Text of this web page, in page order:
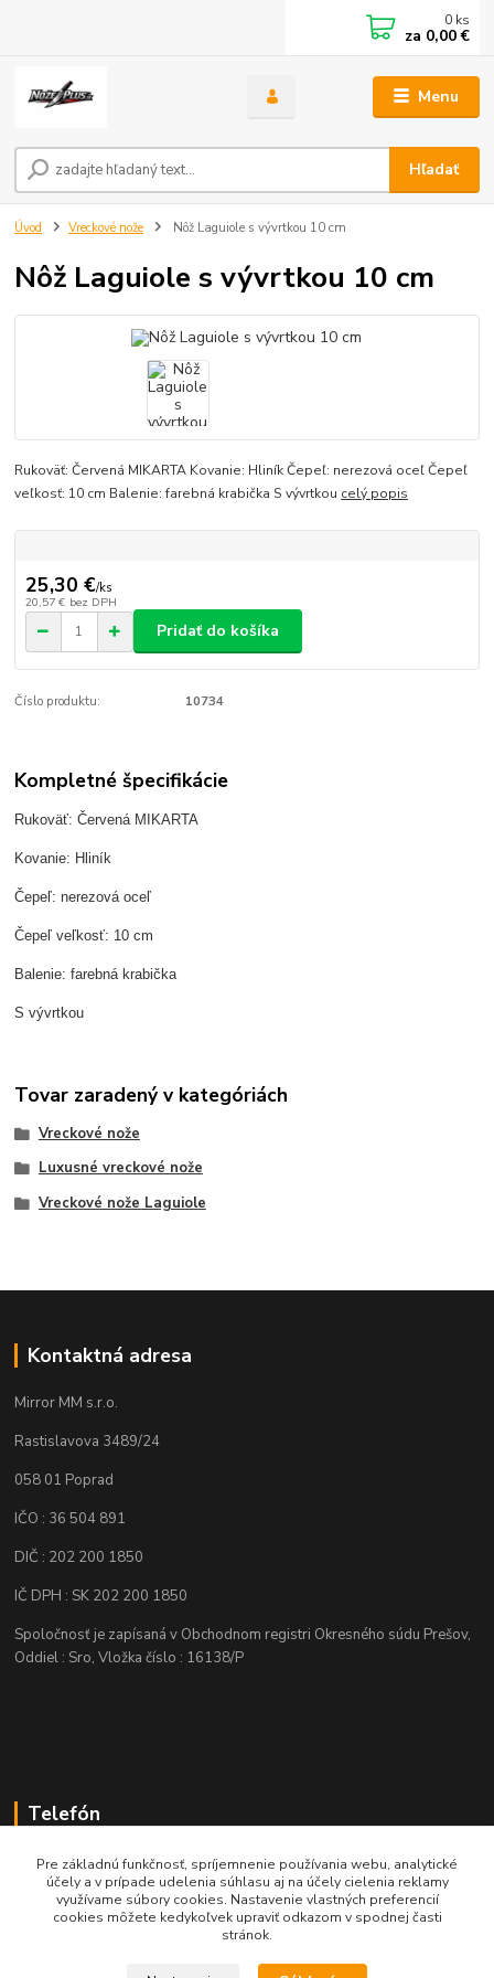
Menu
Hľadať
0 ks
za 0,00 €
Úvod Vreckové nože Nôž Laguiole s vývrtkou 10 cm
Nôž Laguiole s vývrtkou 10 cm
Rukoväť: Červená MIKARTA Kovanie: Hliník Čepeľ: nerezová oceľ Čepeľ
veľkosť: 10 cm Balenie: farebná krabička S vývrtkou celý popis
25,30 €/ks
20,57 € bez DPH
Pridať do košíka
Číslo produktu: 10734
Kompletné špecifikácie
Rukoväť: Červená MIKARTA
Kovanie: Hliník
Čepeľ: nerezová oceľ
Čepeľ veľkosť: 10 cm
Balenie: farebná krabička
S vývrtkou
Tovar zaradený v kategóriách
Vreckové nože
Luxusné vreckové nože
Vreckové nože Laguiole
Kontaktná adresa
Mirror MM s.r.o.
Rastislavova 3489/24
058 01 Poprad
IČO : 36 504 891
DIČ : 202 200 1850
IČ DPH : SK 202 200 1850
Spoločnosť je zapísaná v Obchodnom registri Okresného súdu Prešov,
Oddiel : Sro, Vložka číslo : 16138/P
Telefón
+421 905 622 625
obchod@nozeplus.sk
Pre základnú funkčnosť, spríjemnenie používania webu, analytické
účely a v prípade udelenia súhlasu aj na účely cielenia reklamy
využívame súbory cookies. Nastavenie vlastných preferencií
cookies môžete kedykoľvek upraviť odkazom v spodnej časti
stránok.